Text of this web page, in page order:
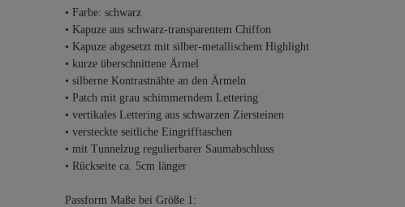
• Farbe: schwarz
• Kapuze aus schwarz-transparentem Chiffon
• Kapuze abgesetzt mit silber-metallischem Highlight
• kurze überschnittene Ärmel
• silberne Kontrastnähte an den Ärmeln
• Patch mit grau schimmerndem Lettering
• vertikales Lettering aus schwarzen Ziersteinen
• versteckte seitliche Eingrifftaschen
• mit Tunnelzug regulierbarer Saumabschluss
• Rückseite ca. 5cm länger
Passform Maße bei Größe 1: